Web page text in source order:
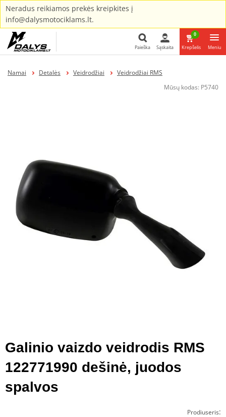
Neradus reikiamos prekės kreipkites į
info@dalysmotociklams.lt.
Paieška Sąskaita
0
Krepšelis Meniu
Namai Detalės Veidrodžiai
Veidrodžiai RMS
Mūsų kodas: P5740
Galinio vaizdo veidrodis RMS
122771990 dešinė, juodos
spalvos
Prodiuseris: